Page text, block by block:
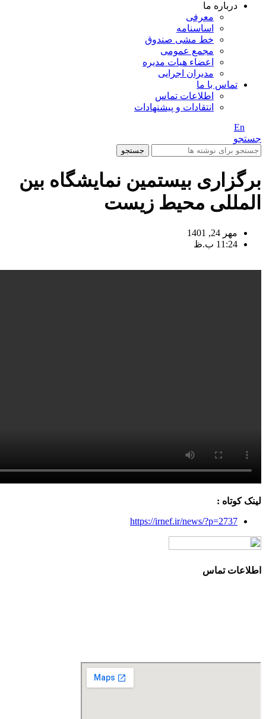
درباره ما
معرفی
اساسنامه
خط مشی صندوق
مجمع عمومی
اعضاء هیات مدیره
مدیران اجرایی
تماس با ما
اطلاعات تماس
انتقادات و پیشنهادات
En
جستجو
جستجو
برگزاری بیستمین نمایشگاه بین
المللی محیط زیست
مهر 24, 1401
11:24 ب.ظ
لینک کوتاه :
https://irnef.ir/news/?p=2737
اطلاعات تماس